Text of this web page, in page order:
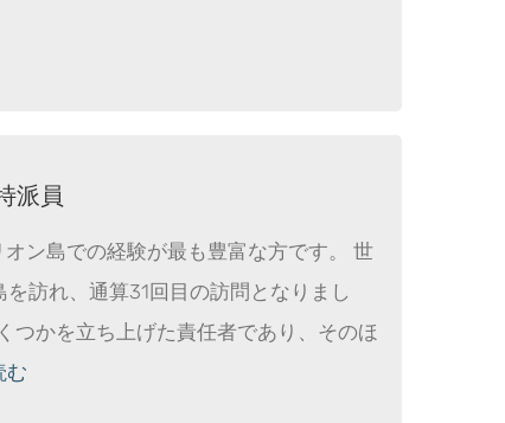
派員
ン島での経験が最も豊富な方です。 世
訪れ、通算31回目の訪問となりまし
つかを立ち上げた責任者であり、そのほ
む